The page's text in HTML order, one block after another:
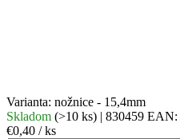
Varianta: nožnice - 15,4mm
Skladom (>10 ks) | 830459 EAN:
€0,40 / ks